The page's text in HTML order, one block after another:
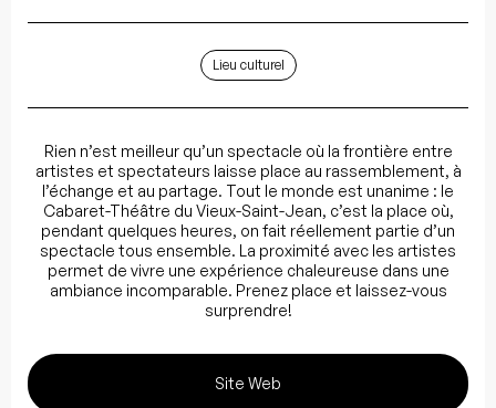
Lieu culturel
Rien n’est meilleur qu’un spectacle où la frontière entre
artistes et spectateurs laisse place au rassemblement, à
l’échange et au partage. Tout le monde est unanime : le
Cabaret-Théâtre du Vieux-Saint-Jean, c’est la place où,
pendant quelques heures, on fait réellement partie d’un
spectacle tous ensemble. La proximité avec les artistes
permet de vivre une expérience chaleureuse dans une
ambiance incomparable. Prenez place et laissez-vous
surprendre!
Site Web